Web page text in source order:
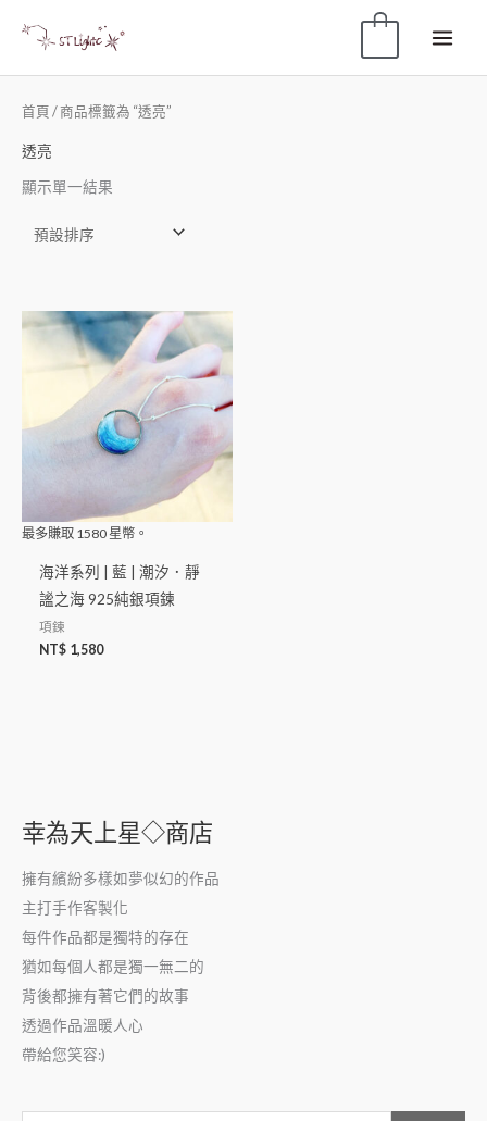
幸為天上星◇商店
擁有繽紛多樣如夢似幻的作品
主打手作客製化
每件作品都是獨特的存在
猶如每個人都是獨一無二的
背後都擁有著它們的故事
透過作品溫暖人心
帶給您笑容:)
首頁 / 商品標籤為 “透亮”
透亮
顯示單一結果
最多賺取 1580 星幣。
海洋系列 | 藍 | 潮汐．靜
謐之海 925純銀項鍊
項鍊
NT$ 1,580